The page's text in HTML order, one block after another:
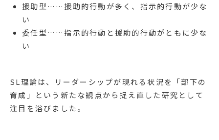
援助型……援助的行動が多く、指示的行動が少な
い
委任型……指示的行動と援助的行動がともに少な
い
SL理論は、リーダーシップが現れる状況を「部下の
育成」という新たな観点から捉え直した研究として
注目を浴びました。